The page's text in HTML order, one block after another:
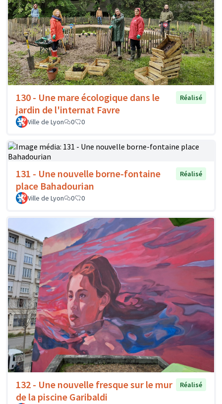
130 - Une mare écologique dans le
jardin de l'internat Favre
Réalisé
Ville de Lyon 0 0
131 - Une nouvelle borne-fontaine
place Bahadourian
Réalisé
Ville de Lyon 0 0
132 - Une nouvelle fresque sur le mur
de la piscine Garibaldi
Réalisé